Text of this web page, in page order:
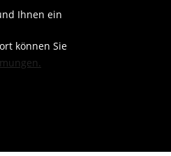
KONTO
Ihnen ein
können Sie